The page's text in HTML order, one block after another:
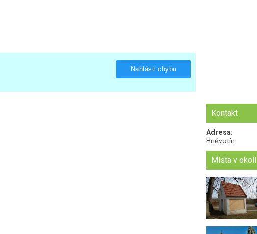
Nahlásit chybu
Kontakt
Adresa:
Hněvotín
Místa v okolí